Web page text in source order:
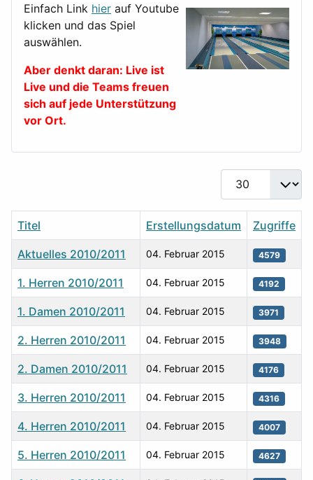
Einfach Link hier auf Youtube
klicken und das Spiel
auswählen.
Aber denkt daran: Live ist
Live und die Teams freuen
sich auf jede Unterstützung
vor Ort.
Anzeige #
Titel Erstellungsdatum Zugriffe
Aktuelles 2010/2011 04. Februar 2015 4579
1. Herren 2010/2011 04. Februar 2015 4192
1. Damen 2010/2011 04. Februar 2015 3971
2. Herren 2010/2011 04. Februar 2015 3948
2. Damen 2010/2011 04. Februar 2015 4176
3. Herren 2010/2011 04. Februar 2015 4316
4. Herren 2010/2011 04. Februar 2015 4007
5. Herren 2010/2011 04. Februar 2015 4627